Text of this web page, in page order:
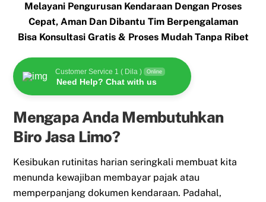
Melayani Pengurusan Kendaraan Dengan Proses
Cepat, Aman Dan Dibantu Tim Berpengalaman
Bisa Konsultasi Gratis & Proses Mudah Tanpa Ribet
Customer Service 1 ( Dila ) Online
Need Help? Chat with us
Mengapa Anda Membutuhkan
Biro Jasa Limo?
Kesibukan rutinitas harian seringkali membuat kita
menunda kewajiban membayar pajak atau
memperpanjang dokumen kendaraan. Padahal,